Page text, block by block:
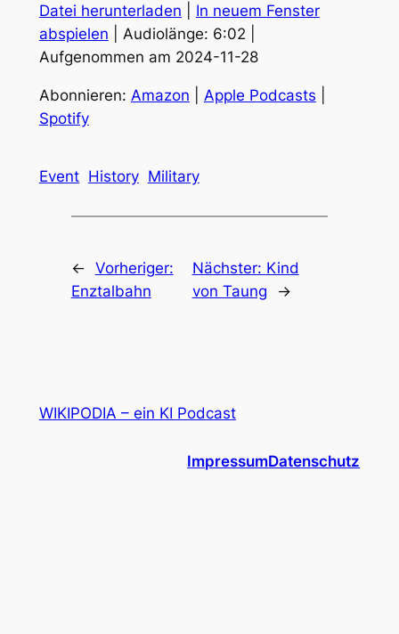
Amazon Apple Podcasts
TEILEN
LINK
EMBED
Datei herunterladen
In neuem Fenster
abspielen
Audiolänge: 6:02
Aufgenommen am 2024-11-28
Abonnieren: Amazon Apple Podcasts
Spotify
Event History Military
← Vorheriger:
Enztalbahn
Nächster: Kind
von Taung
→
WIKIPODIA – ein KI Podcast
ImpressumDatenschutz